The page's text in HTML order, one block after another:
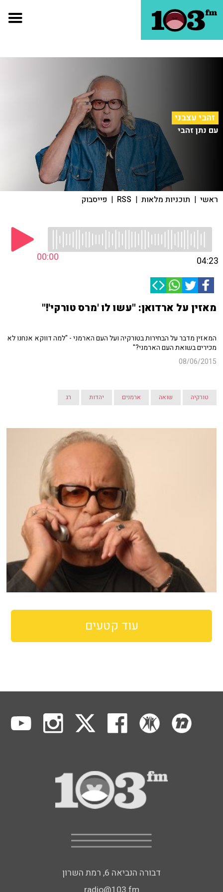
זהבי עצבני
עם נתן זהבי
ראשי | תוכניות מלאות |
RSS
| פייסבוק
00:00 04:23
מאזין על ארדואן: "עשו לו 'מרס טורקי'!"
המאזין מדבר על הבחירות בטורקיה ועל העם הארמני - "למה דווקא אנחנו לא
מכירים בשואת העם הארמני?"
08/06/2015
טורקיה שואה ארמנים יהדות רג
עוד קטעים
דבורה הנביאה 6, רמת השרון